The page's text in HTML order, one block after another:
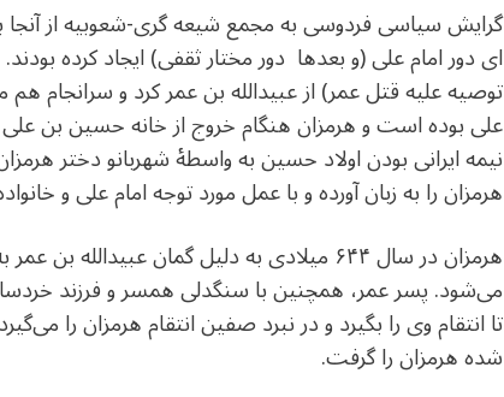
گرایش سیاسی فردوسی به مجمع شیعه گری-شعوبیه از آنجا
ای دور امام علی (و بعدها دور مختار ثقفی) ایجاد کرده
توصیه علیه قتل عمر) از عبیدالله بن عمر کرد و سرانجام
علی بوده است و هرمزان هنگام خروج از خانه حسین بن
نیمه ایرانی بودن اولاد حسین به واسطۀ شهربانو دختر
هرمزان را به زبان آورده و با عمل مورد توجه امام علی و
هرمزان در سال ۶۴۴ میلادی به دلیل گمان
می‌شود. پسر عمر، همچنین با سنگدلی همسر و فرزند
تا انتقام وی را بگیرد و در نبرد صفین انتقام هرمزان را
شده هرمزان را گرفت.